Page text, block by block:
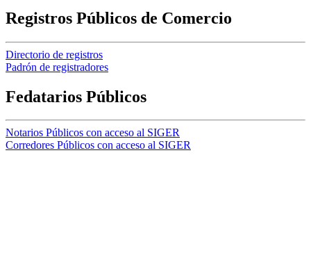
Registros Públicos de Comercio
Directorio de registros
Padrón de registradores
Fedatarios Públicos
Notarios Públicos con acceso al SIGER
Corredores Públicos con acceso al SIGER